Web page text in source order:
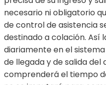
necesario ni obligatorio
de control de asistencia
destinado a colación. Así
diariamente en el
de llegada y de salida
comprenderá el tiempo